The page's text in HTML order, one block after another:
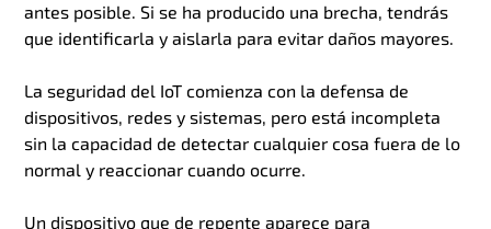
antes posible. Si se ha producido una brecha, tendrás
que identificarla y aislarla para evitar daños mayores.
La seguridad del IoT comienza con la defensa de
dispositivos, redes y sistemas, pero está incompleta
sin la capacidad de detectar cualquier cosa fuera de lo
normal y reaccionar cuando ocurre.
Un dispositivo que de repente aparece para